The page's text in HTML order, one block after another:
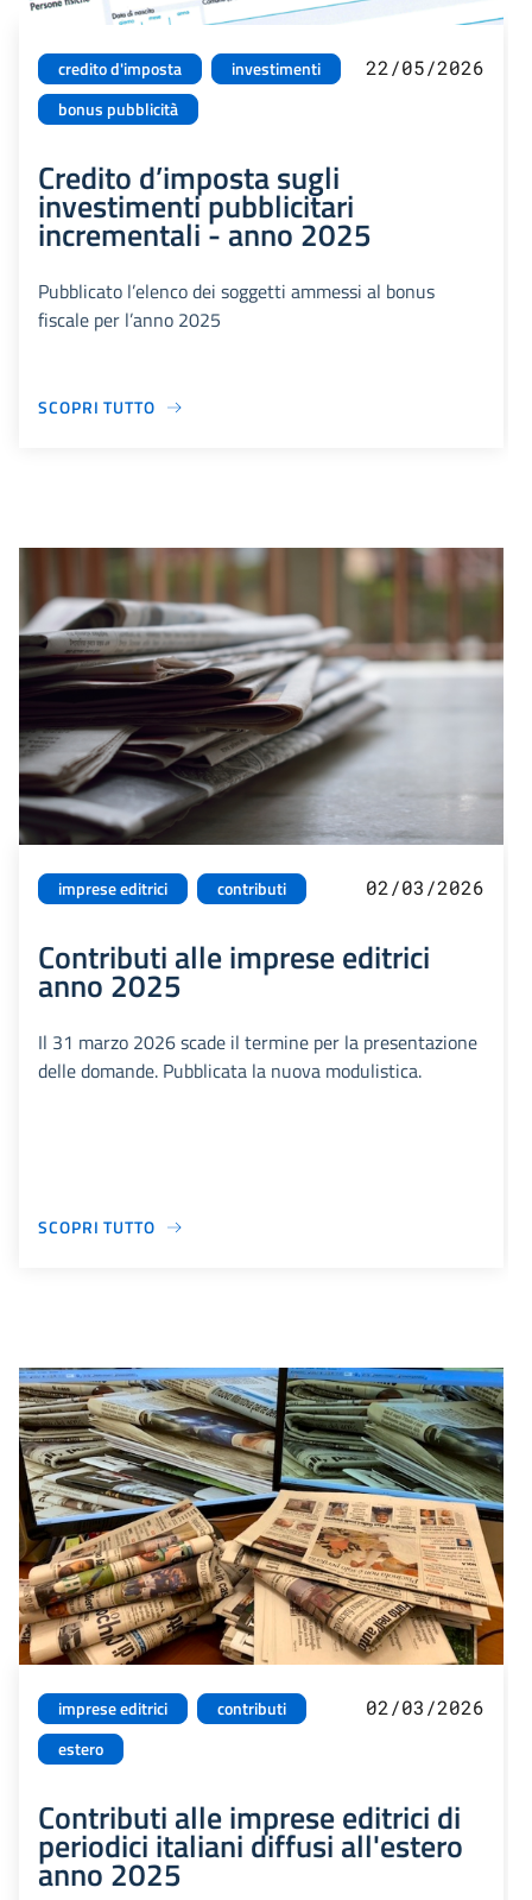
credito d'imposta
investimenti
bonus pubblicità
22/05/2026
Credito d’imposta sugli
investimenti pubblicitari
incrementali - anno 2025
Pubblicato l’elenco dei soggetti ammessi al bonus
fiscale per l’anno 2025
SCOPRI TUTTO
imprese editrici contributi 02/03/2026
Contributi alle imprese editrici
anno 2025
Il 31 marzo 2026 scade il termine per la presentazione
delle domande. Pubblicata la nuova modulistica.
SCOPRI TUTTO
imprese editrici
contributi
estero
02/03/2026
Contributi alle imprese editrici di
periodici italiani diffusi all'estero
anno 2025